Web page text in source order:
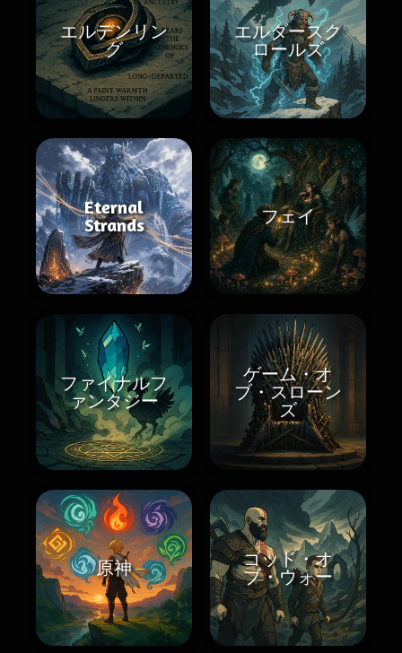
エルデンリン
グ
エルダースク
ロールズ
Eternal
Strands
フェイ
ファイナルフ
ァンタジー
ゲーム・オ
ブ・スローン
ズ
原神
ゴッド・オ
ブ・ウォー